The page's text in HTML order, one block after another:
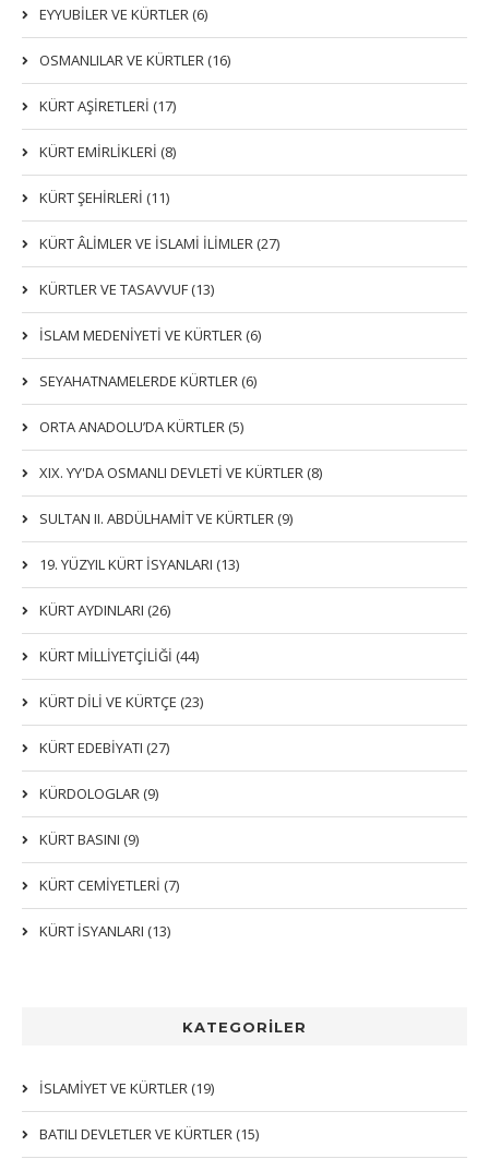
KATEGORİLER
İSLAMIYET VE KÜRTLER (19)
BATILI DEVLETLER VE KÜRTLER (15)
EYYUBİLER VE KÜRTLER (6)
OSMANLILAR VE KÜRTLER (16)
KÜRT AŞİRETLERİ (17)
KÜRT EMİRLİKLERİ (8)
KÜRT ŞEHİRLERİ (11)
KÜRT ÂLİMLER VE İSLAMİ İLİMLER (27)
KÜRTLER VE TASAVVUF (13)
İSLAM MEDENİYETİ VE KÜRTLER (6)
SEYAHATNAMELERDE KÜRTLER (6)
ORTA ANADOLU’DA KÜRTLER (5)
XIX. YY'DA OSMANLI DEVLETI VE KÜRTLER (8)
SULTAN II. ABDÜLHAMİT VE KÜRTLER (9)
19. YÜZYIL KÜRT İSYANLARI (13)
KÜRT AYDINLARI (26)
KÜRT MİLLİYETÇİLİĞİ (44)
KÜRT DİLİ VE KÜRTÇE (23)
KÜRT EDEBİYATI (27)
KÜRDOLOGLAR (9)
KÜRT BASINI (9)
KÜRT CEMİYETLERİ (7)
KÜRT İSYANLARI (13)